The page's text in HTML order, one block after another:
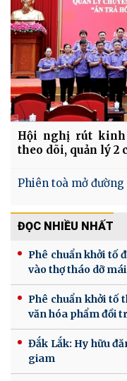
Hội nghị rút kinh
theo dõi, quản lý 2
Phiên toà mở
ĐỌC NHIỀU NHẤT
Phê chuẩn khởi tố
vào thợ tháo dỡ
Phê chuẩn khởi tố
văn hóa phẩm đồi
Đắk Lắk: Hy hữu
giam